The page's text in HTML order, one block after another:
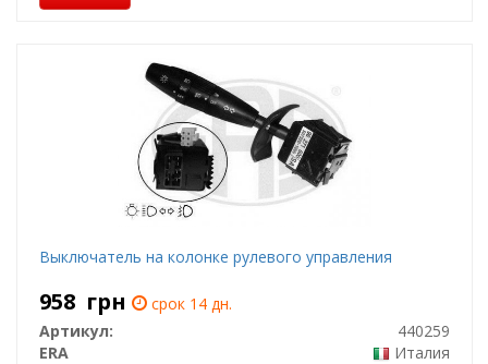
Выключатель на колонке рулевого управления
958 грн
срок 14 дн.
Артикул:
440259
ERA
Италия